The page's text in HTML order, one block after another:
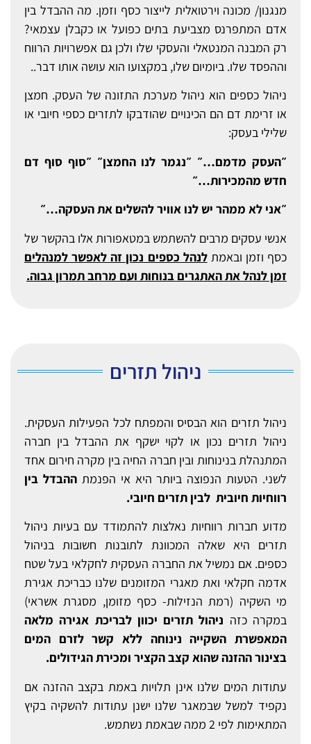
מנגנון/ מכונה וירטואלית לייצור כסף וזמן. מה ההבדל בין
אדם המתפרנס מצביעת בתים כפועל או כקבלן עצמאי?
רק המבנה המנטאלי והעסקי שלו ולכן גם אפשרויות הרווח
וההפסד שלו. ביומיום שלו, במקצועו הוא עושה אותו דבר..
ניהול כספים הוא ניהול מערכת התזונה של העסק. חמצן
או זרימת דם הם הכינויים שהודבקו לתזרים כספי חיובי או
שלילי בעסק:
״העסק מדמם…״ ״נגמר לנו החמצן״ ״סוף סוף דם
חדש מהמכירות…״
״אני לא ממהר יש לנו אוויר להשלים את העסקה…״
אנשי עסקים מרבים להשתמש במטאפורות אלו בהקשר של
כסף וזמן ובאמתלנהל כספים נכון זה לאפשר למנהלים
זמן לנהל את האתגרים בנוחות ועם מרחב תמרון גבוה.
ניהול תזרים
ניהול תזרים הוא הבסיס והמפתח לכל הפעילות העסקית.
ניהול תזרים נכון או לקוי ישקף את ההבדל בין חברה
המתנהלת בנינוחות ובין חברה החיה בין מקרה חירום אחד
לשני. הטעות הנפוצה ביותר היא אי הפנמתההבדל בין
רווחיות חיובית לבין תזרים חיובי.
מדוע חברות רווחיות נאלצות להתמודד עם בעיות ניהול
תזרים היא שאלה המכוונת לתובנות חשובות בניהול
כספים. אם נמשיל את החברה העסקית לחקלאי בעל שטח
אדמה חקלאי ואת מאגרי המזומנים שלנו כבריכת אגירת
מי השקיה (רמת הנזילות- כסף מזומן, מסגרת אשראי)
במקרה כזה ניהול תזרים יכוון לבריכת אגירה מלאה
המאפשרת השקייה נינוחה ללא קשר לזרם המים
בצינור ההזנה שהוא קצב הקציר ומכירת הגידולים.
עתודות המים שלנו אינן תלויות באמת בקצב ההזנה אם
נקפיד למשל שבמאגר שלנו ישנן עתודות להשקיה בקיץ
המתאימות לפי 2 ממה שבאמת נשתמש.